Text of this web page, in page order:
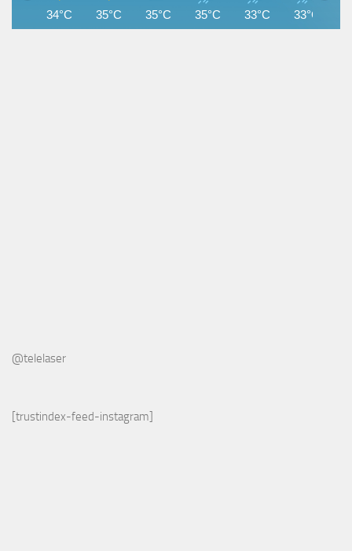
34°C 35°C 35°C 35°C 33°C 33°C
@telelaser
[trustindex-feed-instagram]